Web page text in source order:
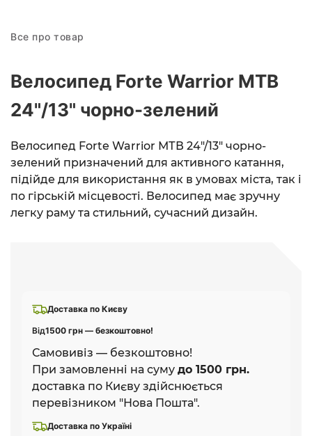
Доставка по Києву
Від1500 грн — безкоштовно!
Самовивіз — безкоштовно!
При замовленні на суму до 1500 грн.
доставка по Києву здійснюється
перевізником "Нова Пошта".
Доставка по Україні
Все про товар
Велосипед Forte Warrior МТВ
24"/13" чорно-зелений
Велосипед Forte Warrior МТВ 24"/13" чорно-
зелений призначений для активного катання,
підійде для використання як в умовах міста, так і
по гірській місцевості. Велосипед має зручну
легку раму та стильний, сучасний дизайн.